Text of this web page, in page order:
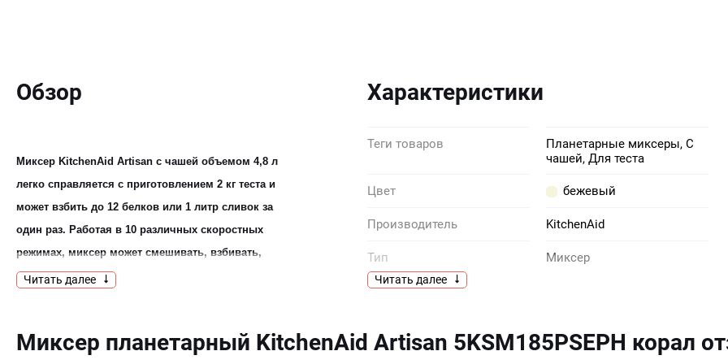
Обзор
Миксер KitchenAid Artisan с чашей объемом 4,8 л
легко справляется с приготовлением 2 кг теста и
может взбить до 12 белков или 1 литр сливок за
один раз. Работая в 10 различных скоростных
режимах, миксер может смешивать, взбивать,
вымешивать тесто, освобождая вас от утомительной
идеально сочетаться с интерьером вашей кухни.
Читать далее
Характеристики
Теги товаров
Планетарные миксеры, С
чашей, Для теста
Цвет бежевый
Производитель KitchenAid
Тип Миксер
Габариты (ВхГхШ)
Читать далее
Миксер планетарный KitchenAid Artisan 5KSM185PSEPH корал